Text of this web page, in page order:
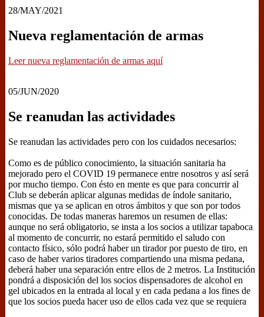
28/MAY/2021
Nueva reglamentación de armas
Leer nueva reglamentación de armas aquí
05/JUN/2020
Se reanudan las actividades
Se reanudan las actividades pero con los cuidados necesarios:
Como es de público conocimiento, la situación sanitaria ha
mejorado pero el COVID 19 permanece entre nosotros y así será
por mucho tiempo. Con ésto en mente es que para concurrir al
Club se deberán aplicar algunas medidas de índole sanitario,
mismas que ya se aplican en otros ámbitos y que son por todos
conocidas. De todas maneras haremos un resumen de ellas:
aunque no será obligatorio, se insta a los socios a utilizar tapaboca
al momento de concurrir, no estará permitido el saludo con
contacto físico, sólo podrá haber un tirador por puesto de tiro, en
caso de haber varios tiradores compartiendo una misma pedana,
deberá haber una separación entre ellos de 2 metros. La Institución
pondrá a disposición del los socios dispensadores de alcohol en
gel ubicados en la entrada al local y en cada pedana a los fines de
que los socios pueda hacer uso de ellos cada vez que se requiera